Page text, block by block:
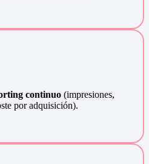
continuo (impresiones,
por adquisición).